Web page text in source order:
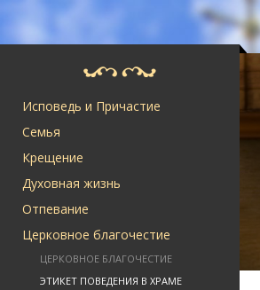
Исповедь и Причастие
Семья
Крещение
Духовная жизнь
Отпевание
Церковное благочестие
ЦЕРКОВНОЕ БЛАГОЧЕСТИЕ
ЭТИКЕТ ПОВЕДЕНИЯ В ХРАМЕ